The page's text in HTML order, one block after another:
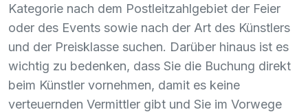
Kategorie nach dem Postleitzahlgebiet der Feier
oder des Events sowie nach der Art des Künstlers
und der Preisklasse suchen. Darüber hinaus ist es
wichtig zu bedenken, dass Sie die Buchung direkt
beim Künstler vornehmen, damit es keine
verteuernden Vermittler gibt und Sie im Vorwege